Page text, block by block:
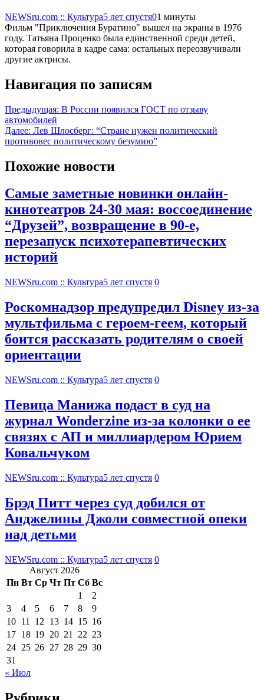
NEWSru.com :: Культура5 лет спустя01 минуты
Фильм "Приключения Буратино" вышел на экраны в 1976
году. Татьяна Проценко была единственной среди детей,
которая говорила в кадре сама: остальных переозвучивали
другие актрисы.
Навигация по записям
Предыдущая: В России появился ГОСТ по отзыву
автомобилей
Далее: Лев Шлосберг: “Стране нужен политический
противовес политическому безумию”
Похожие новости
Самые заметные новинки онлайн-
кинотеатров 24-30 мая: воссоединение
“Друзей”, возвращение в 90-е,
перезапуск психотерапевтических
историй
NEWSru.com :: Культура5 лет спустя 0
Роскомнадзор предупредил Disney из-за
мультфильма c героем-геем, который
боится рассказать родителям о своей
ориентации
NEWSru.com :: Культура5 лет спустя 0
Певица Манижа подаст в суд на
журнал Wonderzine из-за колонки о ее
связях с АП и миллиардером Юрием
Ковальчуком
NEWSru.com :: Культура5 лет спустя 0
Брэд Питт через суд добился от
Анджелины Джоли совместной опеки
над детьми
NEWSru.com :: Культура5 лет спустя 0
Август 2026
Пн Вт Ср Чт Пт Сб Вс
1
2
3
4 5 6 7 8
9
10 11 12 13 14 15 16
17 18 19 20 21 22 23
24 25 26 27 28 29 30
31
« Июл